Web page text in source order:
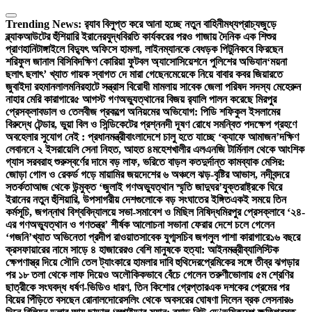
Skip
to
content
Trending News: র‍্যাব বিলুপ্ত করে আনা হচ্ছে নতুন বাহিনীমধ্যপ্রাচ্যজুড়ে
ব্ল্যাকআউটের হুঁশিয়ারি ইরানেরযুদ্ধবিরতি কার্যকরের পরও গাজায় দৈনিক এক শিশুর
প্রাণহানিটাঙ্গাইলে বিদ্যুৎ অফিসে হামলা, লাইনম্যানকে বেধড়ক পিটুনিকবে ফিরছেন
শরিফুল জানাল বিসিবিদক্ষিণ কোরিয়া ফুটবল অ্যাসোসিয়েশনে পুলিশের অভিযান‘ময়না
ছলাৎ ছলাৎ’ খ্যাত গায়ক স্বাগত দে মারা গেছেনমেয়েকে নিয়ে বাবার কবর জিয়ারতে
জুবাইদা রহমানলালমনিরহাটে সন্ত্রাস বিরোধী মামলায় সাবেক জেলা পরিষদ সদস্য মেহেরুন
নাহার মেরি কারাগারে৫ আগস্ট গণঅভ্যুত্থানের বিজয় র‍্যালি পালন করেছে মিরপুর
প্রেসক্লাবডাল ও তেলবীজ প্রকল্পে অনিয়মের অভিযোগ: পিডি শফিকুল ইসলামের
বিরুদ্ধে টেন্ডার, ভুয়া বিল ও সিন্ডিকেটের প্রশ্ননদী দূষণ রোধে সমন্বিত পদক্ষেপ গ্রহণে
অবহেলার সুযোগ নেই : প্রধানমন্ত্রীবাংলাদেশে চালু হতে যাচ্ছে ‘ক্যাফে আমাজন’দক্ষিণ
লেবাননে ২ ইসরায়েলি সেনা নিহত, আহত ৪মহেশখালীর এলএনজি টার্মিনাল থেকে আংশিক
গ্যাস সরবরাহ শুরুস্বর্ণের দামে বড় লাফ, ভরিতে বাড়ল কতদুর্দান্ত কামব্যাক মেসির:
জোড়া গোল ও রেকর্ড গড়ে মায়ামির জয়দেশের ৬ অঞ্চলে ঝড়-বৃষ্টির আভাস, নদীবন্দরে
সতর্কতাআজ থেকে উন্মুক্ত ‘জুলাই গণঅভ্যুত্থান স্মৃতি জাদুঘর’যুক্তরাষ্ট্রকে ঘিরে
ইরানের নতুন হুঁশিয়ারি, উপসাগরীয় দেশগুলোকে বড় সংঘাতের ইঙ্গিতএকই সময়ে তিন
কর্মসূচি, জগন্নাথ বিশ্ববিদ্যালয়ে সভা-সমাবেশ ও মিছিল নিষিদ্ধমিরপুর প্রেসক্লাবে ‘২৪-
এর গণঅভ্যুত্থান ও গণতন্ত্র’ শীর্ষক আলোচনা সভানা ফেরার দেশে চলে গেলেন
‘গজনি’খ্যাত অভিনেতা প্রদীপ রাওয়াতসাবেক যুগ্মসচিব জগলুল পাশা কারাগারে১৬ বছরে
ক্রসফায়ারের নামে সাড়ে ৪ হাজারেরও বেশি মানুষকে হত্যা: আইনমন্ত্রীব্যালিস্টিক
ক্ষেপণাস্ত্র দিয়ে সৌদি তেল ট্যাংকারে হামলার দাবি হুথিদেরপ্রেমিকের সঙ্গে তীব্র ঝগড়ার
পর ১৮ তলা থেকে লাফ দিয়েও অলৌকিকভাবে বেঁচে গেলেন তরুণীভোলায় ৫ম শ্রেণির
ছাত্রীকে সংঘবদ্ধ ধর্ষণ-ভিডিও ধারণ, তিন কিশোর গ্রেপ্তারএক দশকের প্রেমের পর
বিয়ের পিঁড়িতে বসছেন রোনালদোরেসলিং থেকে অবসরের ঘোষণা দিলেন ব্রক লেসনার৬